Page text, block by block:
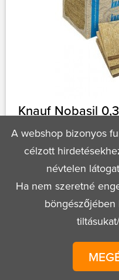
Knauf Nobasil
vakolható
tábla 1,2m2/
A webshop bizonyos
célzott
névtelen
Ha nem szeretné
böngészőjében